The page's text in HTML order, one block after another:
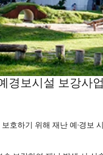
경보시설 보강사
호하기 위해 재난 예·경보